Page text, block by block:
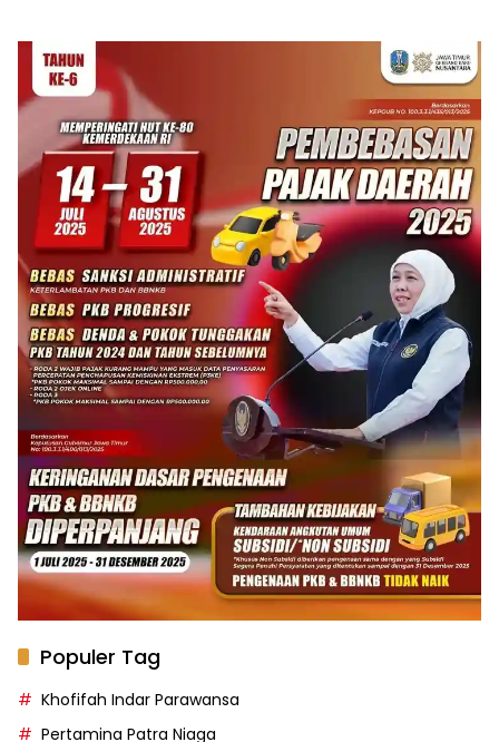
Populer Tag
Khofifah Indar Parawansa
Pertamina Patra Niaga